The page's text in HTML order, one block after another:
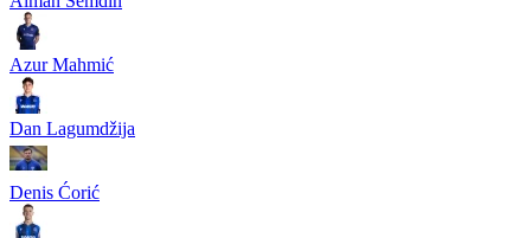
Azur Mahmić
Dan Lagumdžija
Denis Ćorić